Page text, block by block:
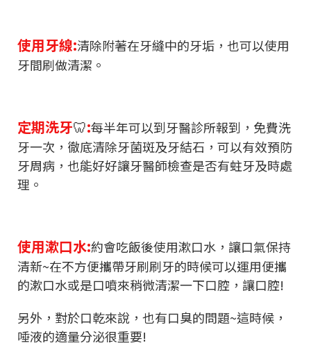
使用牙線:清除附著在牙縫中的牙垢，也可以使用
牙間刷做清潔。
定期洗牙🦷:每半年可以到牙醫診所報到，免費洗
牙一次，徹底清除牙菌斑及牙結石，可以有效預防
牙周病，也能好好讓牙醫師檢查是否有蛀牙及時處
理。
使用漱口水:約會吃飯後使用漱口水，讓口氣保持
清新~在不方便攜帶牙刷刷牙的時候可以運用便攜
的漱口水或是口噴來稍微清潔一下口腔，讓口腔!
另外，對於口乾來說，也有口臭的問題~這時候，
唾液的適量分泌很重要!